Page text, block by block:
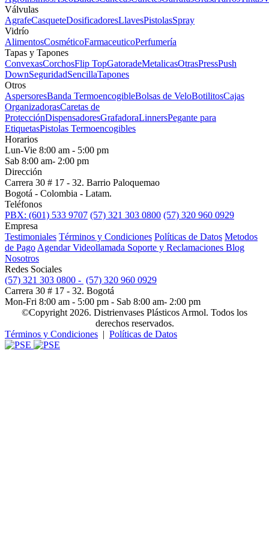
Válvulas
AgrafeCasqueteDosificadoresLlavesPistolasSpray
Vidrío
AlimentosCosméticoFarmaceuticoPerfumería
Tapas y Tapones
ConvexasCorchosFlip TopGatoradeMetalicasOtrasPressPush
DownSeguridadSencillaTapones
Otros
AspersoresBanda TermoencogibleBolsas de VeloBotilitosCajas
OrganizadorasCaretas de
ProtecciónDispensadoresGrafadoraLinnersPegante para
EtiquetasPistolas Termoencogibles
Horarios
Lun-Vie 8:00 am - 5:00 pm
Sab 8:00 am- 2:00 pm
Dirección
Carrera 30 # 17 - 32. Barrio Paloquemao
Bogotá - Colombia - Latam.
Teléfonos
PBX: (601) 533 9707 (57) 321 303 0800 (57) 320 960 0929
Empresa
Testimoniales Términos y Condiciones Políticas de Datos Metodos
de Pago Agendar Videollamada Soporte y Reclamaciones Blog
Nosotros
Redes Sociales
(57) 321 303 0800 - (57) 320 960 0929
Carrera 30 # 17 - 32. Bogotá
Mon-Fri 8:00 am - 5:00 pm - Sab 8:00 am- 2:00 pm
©Copyright 2026. Distrienvases Plásticos Armol. Todos los
derechos reservados.
Términos y Condiciones | Políticas de Datos